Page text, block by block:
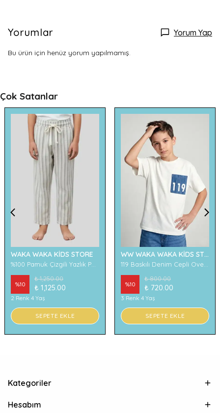
Yorumlar Yorum Yap
Bu ürün için henüz yorum yapılmamış.
Çok Satanlar
WAKA WAKA KİDS STORE
%10
₺ 1,250.00
₺ 1,125.00
2 Renk 4 Yaş
SEPETE EKLE
WW WAKA WAKA KİDS STORE
%10
₺ 800.00
₺ 720.00
3 Renk 4 Yaş
SEPETE EKLE
Kategoriler
Hesabım